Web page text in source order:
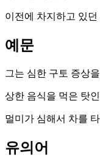
이전에 차지하고 있던
예문
그는 심한 구토 증상
상한 음식을 먹은 탓
멀미가 심해서 차를
유의어